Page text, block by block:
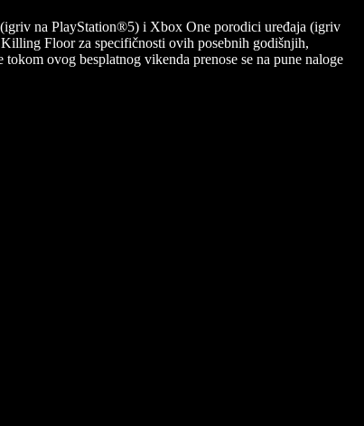
na PlayStation®5) i Xbox One porodici uređaja (igriv
Floor za specifičnosti ovih posebnih godišnjih,
ovog besplatnog vikenda prenose se na pune naloge